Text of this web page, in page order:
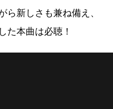
ら新しさも兼ね備え、
た本曲は必聴！